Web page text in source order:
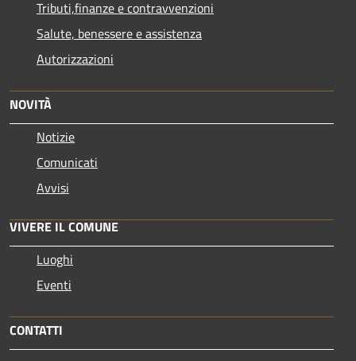
Tributi,finanze e contravvenzioni
Salute, benessere e assistenza
Autorizzazioni
NOVITÀ
Notizie
Comunicati
Avvisi
VIVERE IL COMUNE
Luoghi
Eventi
CONTATTI